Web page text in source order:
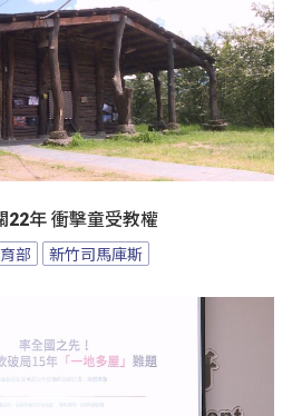
22年 衝擊童受教權
部 新竹司馬庫斯